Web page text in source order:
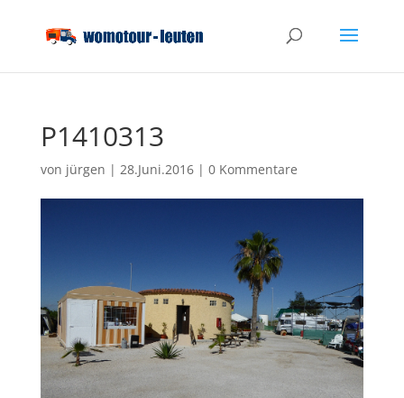
P1410313
von jürgen | 28.Juni.2016| 0 Kommentare